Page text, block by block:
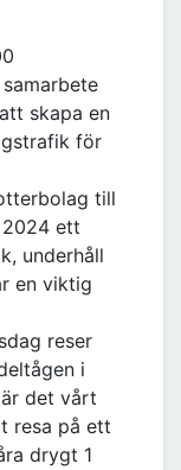
skapa en
för
till
2024 ett
underhåll
en viktig
reser
i
det vårt
resa på ett
drygt 1